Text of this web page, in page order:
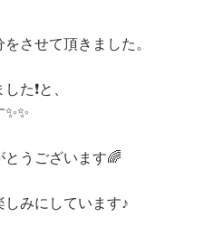
させて頂きました。
た❗️と、
うございます🌈
みにしています♪